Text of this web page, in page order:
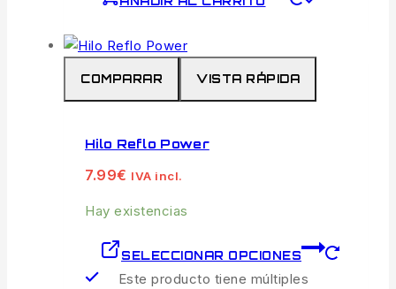
COMPARAR VISTA RÁPIDA
Hilo Reflo Power
7.99€ IVA incl.
Hay existencias
SELECCIONAR OPCIONES
Este producto tiene múltiples